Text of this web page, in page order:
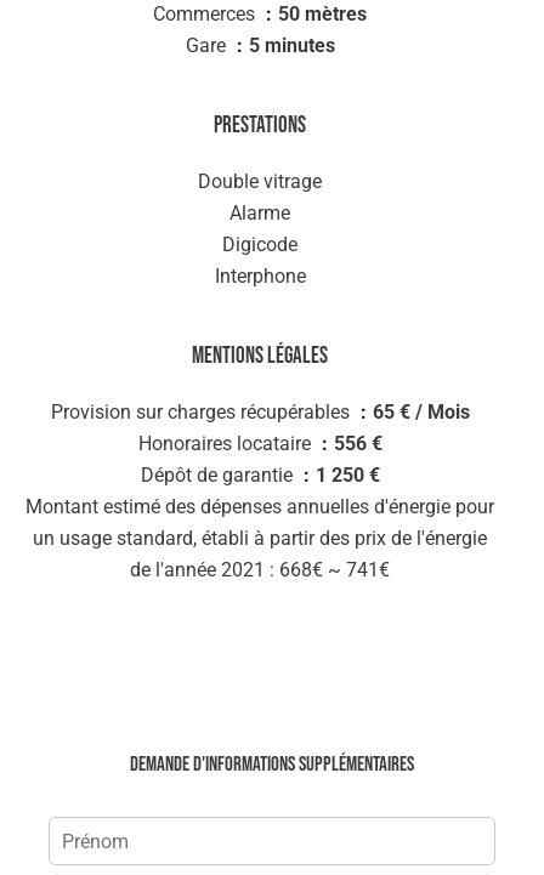
Commerces
50 mètres
Gare
5 minutes
Prestations
Double vitrage
Alarme
Digicode
Interphone
Mentions légales
Provision sur charges récupérables
65 € / Mois
Honoraires locataire
556 €
Dépôt de garantie
1 250 €
Montant estimé des dépenses annuelles d'énergie pour
un usage standard, établi à partir des prix de l'énergie
de l'année 2021 : 668€ ~ 741€
Demande d'informations supplémentaires